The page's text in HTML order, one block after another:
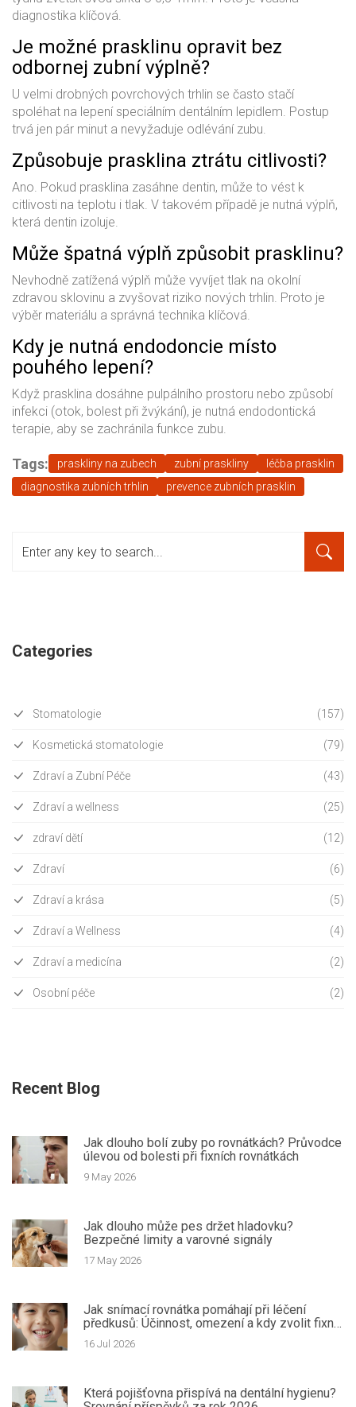
diagnostika klíčová.
Je možné prasklinu opravit bez
odbornej zubní výplně?
U velmi drobných povrchových trhlin se často stačí
spoléhat na lepení speciálním dentálním lepidlem. Postup
trvá jen pár minut a nevyžaduje odlévání zubu.
Způsobuje prasklina ztrátu citlivosti?
Ano. Pokud prasklina zasáhne dentin, může to vést k
citlivosti na teplotu i tlak. V takovém případě je nutná výplň,
která dentin izoluje.
Může špatná výplň způsobit prasklinu?
Nevhodně zatížená výplň může vyvíjet tlak na okolní
zdravou sklovinu a zvyšovat riziko nových trhlin. Proto je
výběr materiálu a správná technika klíčová.
Kdy je nutná endodoncie místo
pouhého lepení?
Když prasklina dosáhne pulpálního prostoru nebo způsobí
infekci (otok, bolest při žvýkání), je nutná endodontická
terapie, aby se zachránila funkce zubu.
Tags: praskliny na zubech zubní praskliny
léčba prasklin
diagnostika zubních trhlin
prevence zubních prasklin
Categories
Stomatologie (157)
Kosmetická stomatologie (79)
Zdraví a Zubní Péče (43)
Zdraví a wellness (25)
zdraví dětí (12)
Zdraví (6)
Zdraví a krása (5)
Zdraví a Wellness (4)
Zdraví a medicína (2)
Osobní péče (2)
Recent Blog
Jak dlouho bolí zuby po rovnátkách? Průvodce
úlevou od bolesti při fixních rovnátkách
9 May 2026
Jak dlouho může pes držet hladovku?
Bezpečné limity a varovné signály
17 May 2026
Jak snímací rovnátka pomáhají při léčení
předkusů: Účinnost, omezení a kdy zvolit fixní
aparaturu
16 Jul 2026
Která pojišťovna přispívá na dentální hygienu?